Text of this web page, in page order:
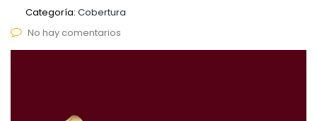
Categoría: Cobertura
No hay comentarios